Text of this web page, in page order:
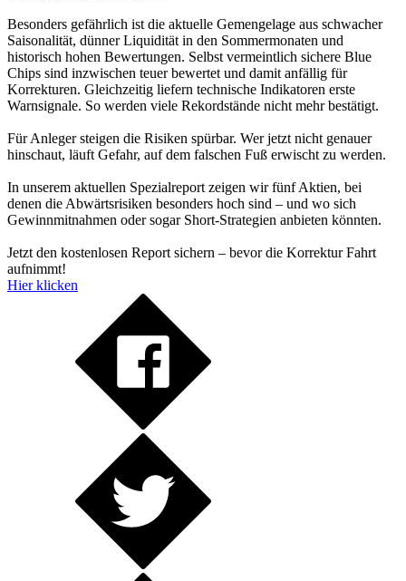
Besonders gefährlich ist die aktuelle Gemengelage aus schwacher
Saisonalität, dünner Liquidität in den Sommermonaten und
historisch hohen Bewertungen. Selbst vermeintlich sichere Blue
Chips sind inzwischen teuer bewertet und damit anfällig für
Korrekturen. Gleichzeitig liefern technische Indikatoren erste
Warnsignale. So werden viele Rekordstände nicht mehr bestätigt.
Für Anleger steigen die Risiken spürbar. Wer jetzt nicht genauer
hinschaut, läuft Gefahr, auf dem falschen Fuß erwischt zu werden.
In unserem aktuellen Spezialreport zeigen wir fünf Aktien, bei
denen die Abwärtsrisiken besonders hoch sind – und wo sich
Gewinnmitnahmen oder sogar Short-Strategien anbieten könnten.
Jetzt den kostenlosen Report sichern – bevor die Korrektur Fahrt
aufnimmt!
Hier klicken